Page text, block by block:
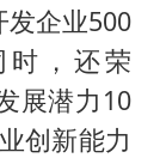
发企业500
，还荣
展潜力10
创新能力